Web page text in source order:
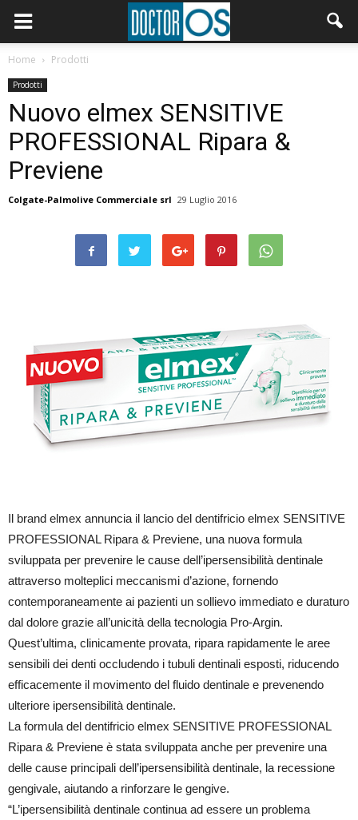
Home Prodotti
Prodotti
Nuovo elmex SENSITIVE
PROFESSIONAL Ripara &
Previene
Colgate-Palmolive Commerciale srl 29 Luglio 2016
Il brand elmex annuncia il lancio del dentifricio elmex SENSITIVE
PROFESSIONAL Ripara & Previene, una nuova formula
sviluppata per prevenire le cause dell’ipersensibilità dentinale
attraverso molteplici meccanismi d’azione, fornendo
contemporaneamente ai pazienti un sollievo immediato e duraturo
dal dolore grazie all’unicità della tecnologia Pro-Argin.
Quest’ultima, clinicamente provata, ripara rapidamente le aree
sensibili dei denti occludendo i tubuli dentinali esposti, riducendo
efficacemente il movimento del fluido dentinale e prevenendo
ulteriore ipersensibilità dentinale.
La formula del dentifricio elmex SENSITIVE PROFESSIONAL
Ripara & Previene è stata sviluppata anche per prevenire una
delle cause principali dell’ipersensibilità dentinale, la recessione
gengivale, aiutando a rinforzare le gengive.
“L’ipersensibilità dentinale continua ad essere un problema